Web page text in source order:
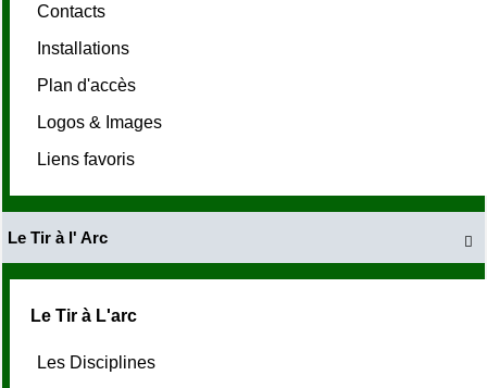
Contacts
Installations
Plan d'accès
Logos & Images
Liens favoris

Le Tir à l' Arc
Le Tir à L'arc
Les Disciplines